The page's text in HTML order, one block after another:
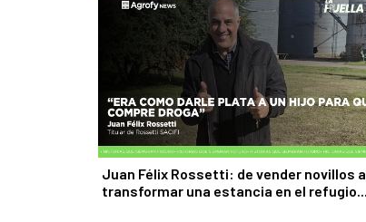
Juan Félix Rossetti: de vender novillos a
transformar una estancia en el refugio...